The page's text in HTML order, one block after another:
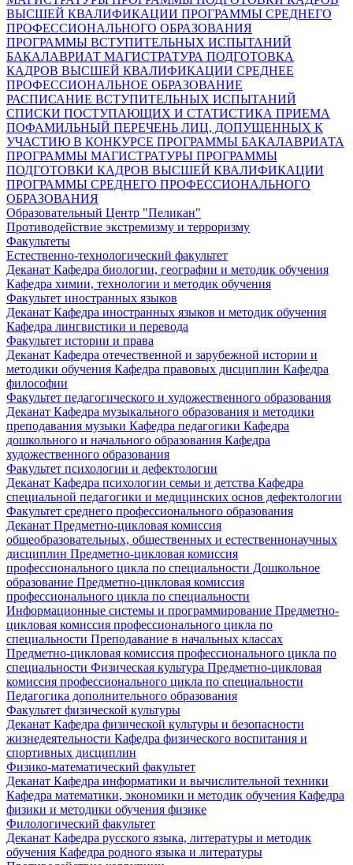
ВЫСШЕЙ КВАЛИФИКАЦИИ ПРОГРАММЫ СРЕДНЕГО
ПРОФЕССИОНАЛЬНОГО ОБРАЗОВАНИЯ
ПРОГРАММЫ ВСТУПИТЕЛЬНЫХ ИСПЫТАНИЙ
БАКАЛАВРИАТ МАГИСТРАТУРА ПОДГОТОВКА
КАДРОВ ВЫСШЕЙ КВАЛИФИКАЦИИ СРЕДНЕЕ
ПРОФЕССИОНАЛЬНОЕ ОБРАЗОВАНИЕ
РАСПИСАНИЕ ВСТУПИТЕЛЬНЫХ ИСПЫТАНИЙ
СПИСКИ ПОСТУПАЮЩИХ И СТАТИСТИКА ПРИЕМА
ПОФАМИЛЬНЫЙ ПЕРЕЧЕНЬ ЛИЦ, ДОПУЩЕННЫХ К
УЧАСТИЮ В КОНКУРСЕ ПРОГРАММЫ БАКАЛАВРИАТА
ПРОГРАММЫ МАГИСТРАТУРЫ ПРОГРАММЫ
ПОДГОТОВКИ КАДРОВ ВЫСШЕЙ КВАЛИФИКАЦИИ
ПРОГРАММЫ СРЕДНЕГО ПРОФЕССИОНАЛЬНОГО
ОБРАЗОВАНИЯ
Образовательный Центр "Пеликан"
Противодействие экстремизму и терроризму
Факультеты
Естественно-технологический факультет
Деканат Кафедра биологии, географии и методик обучения
Кафедра химии, технологии и методик обучения
Факультет иностранных языков
Деканат Кафедра иностранных языков и методик обучения
Кафедра лингвистики и перевода
Факультет истории и права
Деканат Кафедра отечественной и зарубежной истории и
методики обучения Кафедра правовых дисциплин Кафедра
философии
Факультет педагогического и художественного образования
Деканат Кафедра музыкального образования и методики
преподавания музыки Кафедра педагогики Кафедра
дошкольного и начального образования Кафедра
художественного образования
Факультет психологии и дефектологии
Деканат Кафедра психологии семьи и детства Кафедра
специальной педагогики и медицинских основ дефектологии
Факультет среднего профессионального образования
Деканат Предметно-цикловая комиссия
общеобразовательных, общественных и естественнонаучных
дисциплин Предметно-цикловая комиссия
профессионального цикла по специальности Дошкольное
образование Предметно-цикловая комиссия
профессионального цикла по специальности
Информационные системы и программирование Предметно-
цикловая комиссия профессионального цикла по
специальности Преподавание в начальных классах
Предметно-цикловая комиссия профессионального цикла по
специальности Физическая культура Предметно-цикловая
комиссия профессионального цикла по специальности
Педагогика дополнительного образования
Факультет физической культуры
Деканат Кафедра физической культуры и безопасности
жизнедеятельности Кафедра физического воспитания и
спортивных дисциплин
Физико-математический факультет
Деканат Кафедра информатики и вычислительной техники
Кафедра математики, экономики и методик обучения Кафедра
физики и методики обучения физике
Филологический факультет
Деканат Кафедра русского языка, литературы и методик
обучения Кафедра родного языка и литературы